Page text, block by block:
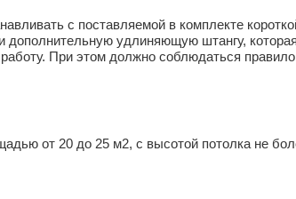
с поставляемой в комплекте
удлиняющую штангу,
При этом должно соблюдаться
от 20 до 25 м2, с высотой потолка не